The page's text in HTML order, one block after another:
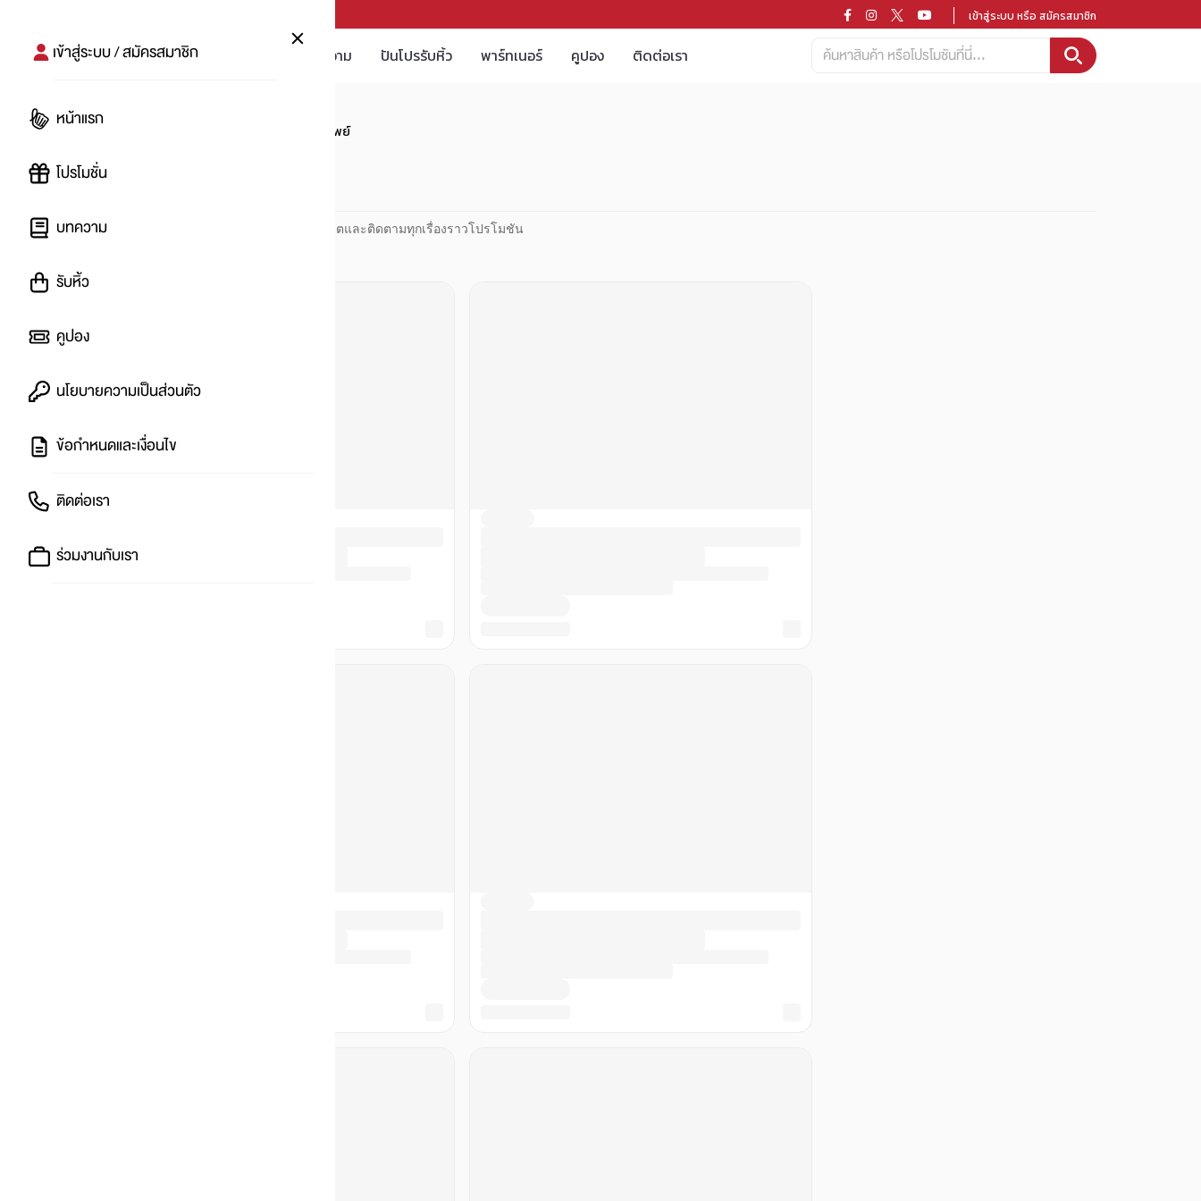
เข้าสู่ระบบ หรือ สมัครสมาชิก
บทความ ปันโปรรับหิ้ว พาร์ทเนอร์ คูปอง ติดต่อเรา
เข้าสู่ระบบ / สมัครสมาชิก
หน้าแรก
โปรโมชั่น
บทความ
รับหิ้ว
คูปอง
นโยบายความเป็นส่วนตัว
ข้อกำหนดและเงื่อนไข
ติดต่อเรา
ร่วมงานกับเรา
#บัตรบีเฟิสต์สมาร์ทแรบบิทไลน์เพย์
#
ปันโปร PUNPRO ที่ 1 ด้านโปรโมชัน อัปเดตและติดตามทุกเรื่องราวโปรโมชัน